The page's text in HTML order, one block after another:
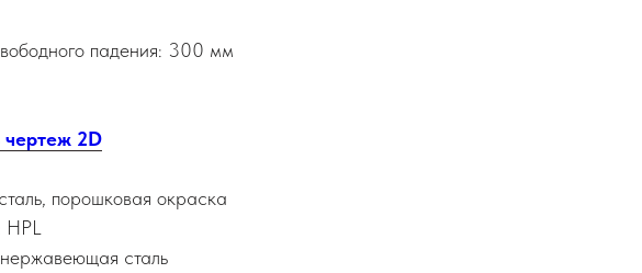
падения: 300 мм
чертеж 2D
порошковая окраска
сталь